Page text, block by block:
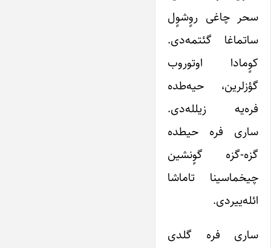
سحر چاغی روٍشوٍل
ساتماغا گئتمه‌دی.
کوٍمادا اوتوروب
گؤزلرین، حیه‌طده
فره‌یه زیلله‌دی.
ساری فره حیطده
گزه-گزه گوٍنشین
چیخماسینا تاماشا
ائله‌ییردی.
ساری فره گلدی